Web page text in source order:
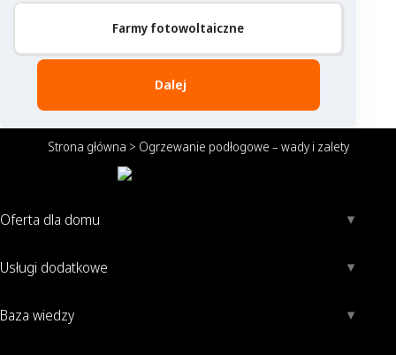
Farmy fotowoltaiczne
Dalej
Strona główna > Ogrzewanie podłogowe – wady i zalety
Oferta dla domu
Usługi dodatkowe
Baza wiedzy